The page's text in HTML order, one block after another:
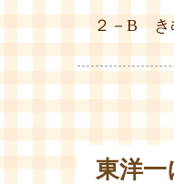
２－B き
東洋一